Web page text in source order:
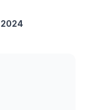
2024